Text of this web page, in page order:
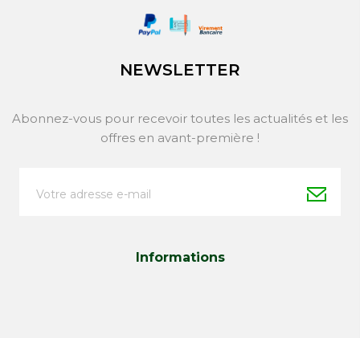
NEWSLETTER
Abonnez-vous pour recevoir toutes les actualités et les
offres en avant-première !
Informations